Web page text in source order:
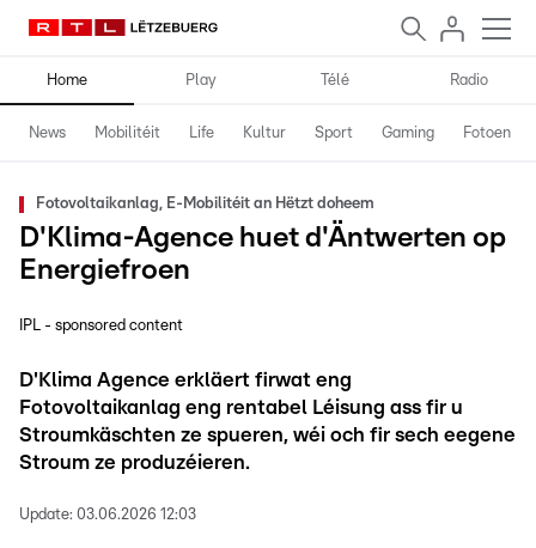
Home Play Télé Radio
News Mobilitéit Life Kultur Sport Gaming Fotoen
Fotovoltaikanlag, E-Mobilitéit an Hëtzt doheem
D'Klima-Agence huet d'Äntwerten op
Energiefroen
IPL - sponsored content
D'Klima Agence erkläert firwat eng
Fotovoltaikanlag eng rentabel Léisung ass fir u
Stroumkäschten ze spueren, wéi och fir sech eegene
Stroum ze produzéieren.
Update: 03.06.2026 12:03